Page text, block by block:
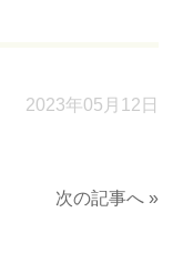
2023年05月12日
次の記事へ »